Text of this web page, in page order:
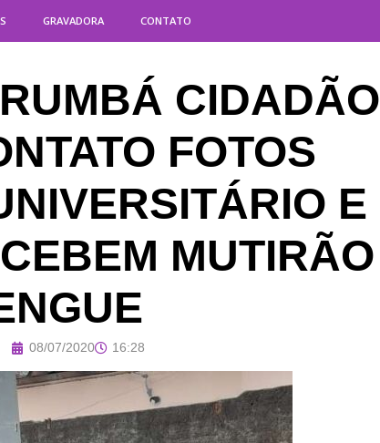
GRAVADORA CONTATO
CIDADÃO
FOTOS
E
MUTIRÃO
08/07/2020 16:28